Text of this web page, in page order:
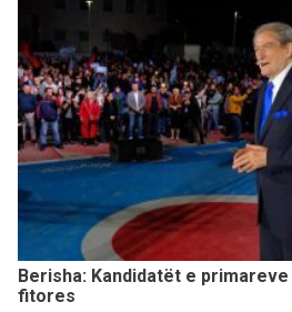
Berisha: Kandidatët e
fitores